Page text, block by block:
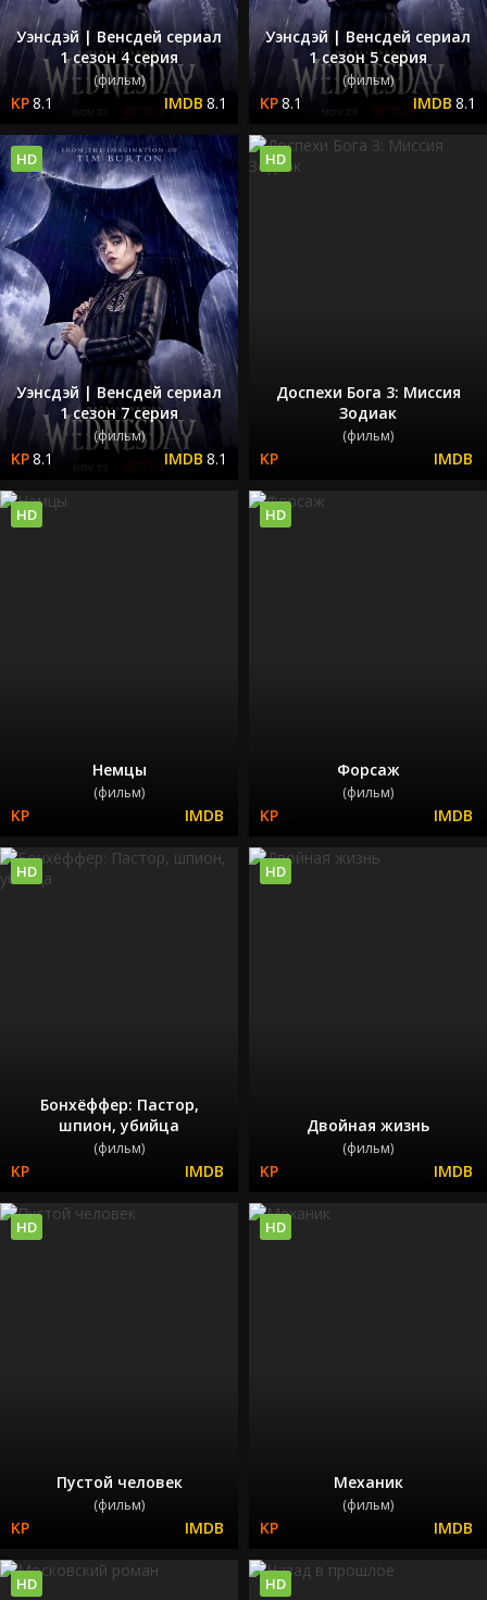
Уэнсдэй | Венсдей сериал
1 сезон 4 серия
(фильм)
8.1 8.1
Уэнсдэй | Венсдей сериал
1 сезон 5 серия
(фильм)
8.1 8.1
Уэнсдэй | Венсдей сериал
1 сезон 7 серия
(фильм)
8.1 8.1
HD
Доспехи Бога 3: Миссия
Зодиак
(фильм)
HD
Немцы
(фильм)
HD
Форсаж
(фильм)
HD
Бонхёффер: Пастор,
шпион, убийца
(фильм)
HD
Двойная жизнь
(фильм)
HD
Пустой человек
(фильм)
HD
Механик
(фильм)
HD
HD HD